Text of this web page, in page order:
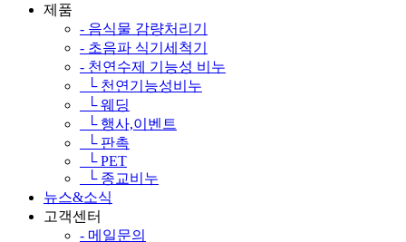
제품
- 음식물 감량처리기
- 초음파 식기세척기
- 천연수제 기능성 비누
└ 천연기능성비누
└ 웨딩
└ 행사,이벤트
└ 판촉
└ PET
└ 종교비누
뉴스&소식
고객센터
- 메일문의